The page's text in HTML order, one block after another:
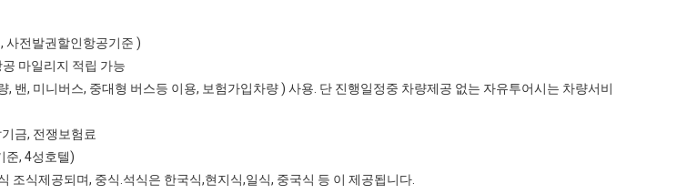
사전발권할인항공기준 )
마일리지 적립 가능
, 밴, 미니버스, 중대형 버스등 이용, 보험가입차량 ) 사용. 단 진행일정중 차량제공 없는 자유투어시는 차량서비
금, 전쟁보험료
준, 4성호텔)
조식제공되며, 중식.석식은 한국식,현지식,일식, 중국식 등 이 제공됩니다.